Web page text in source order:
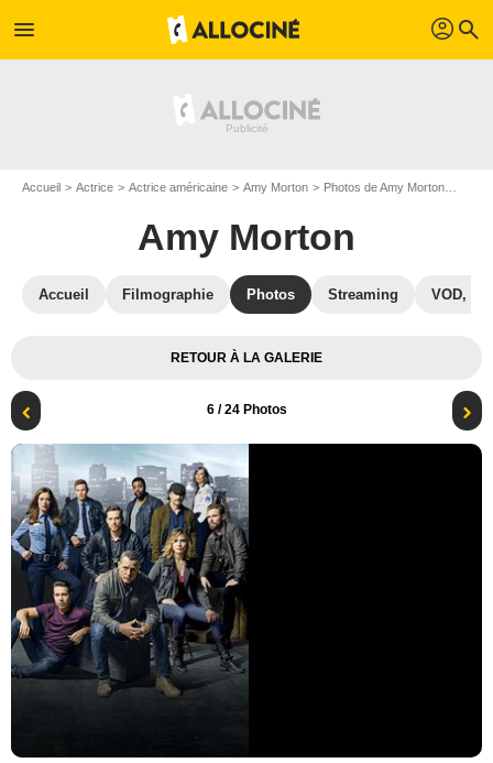
menu profil search
Accueil Actrice Actrice américaine Amy Morton Photos de Amy Morton
Amy Morton
Accueil Filmographie Photos Streaming VOD,
RETOUR À LA GALERIE
6/ 24 Photos